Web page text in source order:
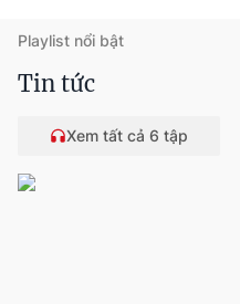
Playlist nổi bật
Tin tức
Xem tất cả 6 tập